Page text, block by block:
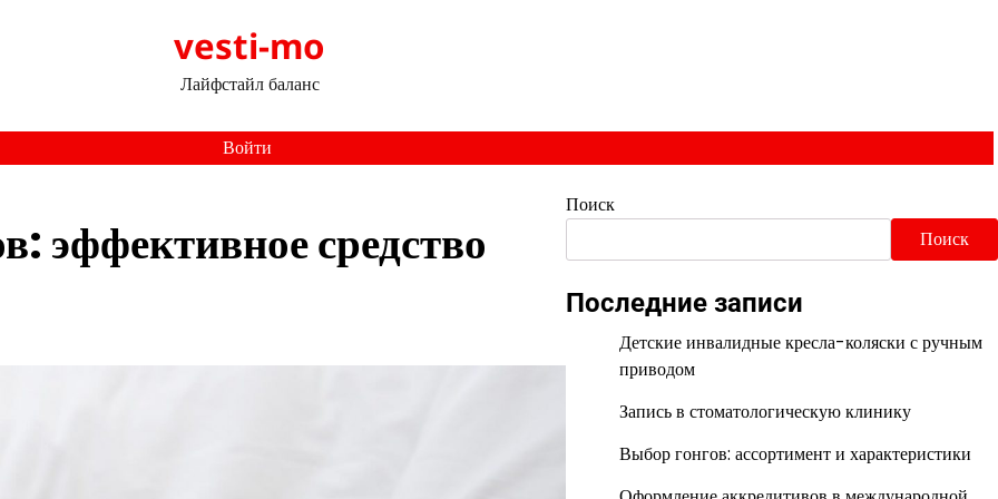
vesti-mo
Лайфстайл баланс
Войти
эффективное средство
Поиск
Поиск
Последние записи
Детские инвалидные кресла-коляски с ручным
приводом
Запись в стоматологическую клинику
Выбор гонгов: ассортимент и характеристики